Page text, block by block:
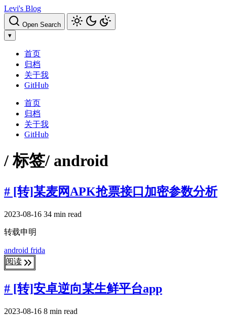
Levi's Blog
Open Search
▾
首页
归档
关于我
GitHub
首页
归档
关于我
GitHub
/ 标签/ android
# [转]某麦网APK抢票接口加密参数分析
2023-08-16 34 min read
转载申明
android frida
阅读
# [转]安卓逆向某生鲜平台app
2023-08-16 8 min read